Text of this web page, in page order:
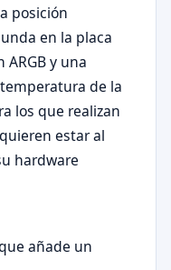
posición
en la placa
y una
de la
los que realizan
estar al
hardware
añade un